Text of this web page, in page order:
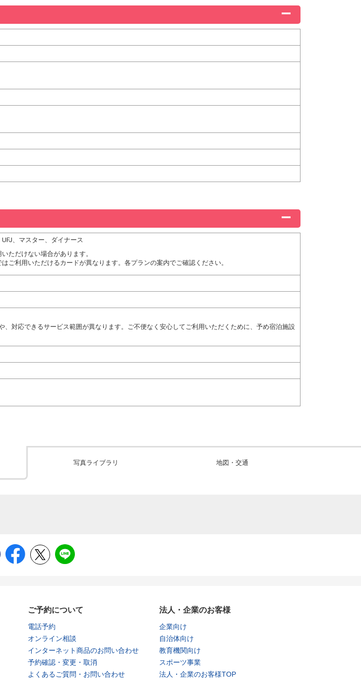
、マスター、ダイナース
ただけない場合があります。
ご利用いただけるカードが異なります。各プランの案内でご確認ください。
対応できるサービス範囲が異なります。ご不便なく安心してご利用いただくために、予め宿泊施設
写真ライブラリ 地図・交通
ご予約について
電話予約
オンライン相談
インターネット商品のお問い合わせ
予約確認・変更・取消
よくあるご質問・お問い合わせ
法人・企業のお客様
企業向け
自治体向け
教育機関向け
スポーツ事業
法人・企業のお客様TOP